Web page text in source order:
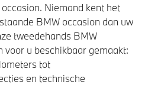
Niemand kent het
BMW occasion dan uw
tweedehands BMW
voor u beschikbaar gemaakt:
tot
en technische